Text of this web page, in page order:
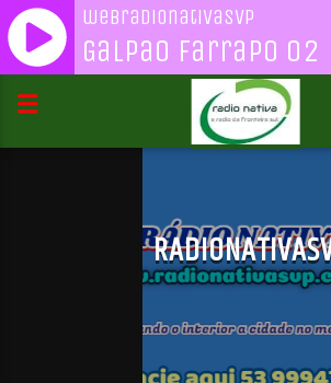
webradionativasvp
Galpao Farrapo 02